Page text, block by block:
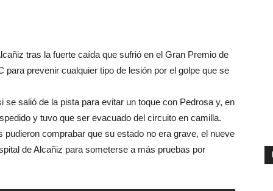
tras la fuerte caída que sufrió en el Gran Premio de
para prevenir cualquier tipo de lesión por el golpe que se
salió de la pista para evitar un toque con Pedrosa y, en
y tuvo que ser evacuado del circuito en camilla.
comprabar que su estado no era grave, el nueve
de Alcañiz para someterse a más pruebas por